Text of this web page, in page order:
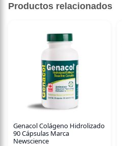
Productos relacionados
Genacol Colágeno Hidrolizado
90 Cápsulas Marca
Newscience